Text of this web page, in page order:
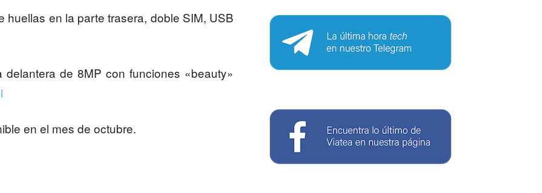
huellas en la parte trasera, doble SIM, USB
de 8MP con funciones «beauty»
en el mes de octubre.